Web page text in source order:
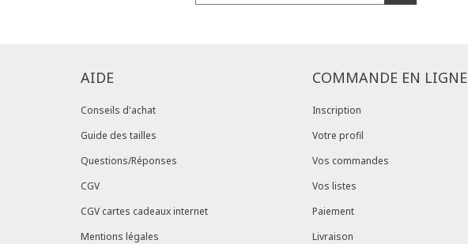
AIDE
Conseils d'achat
Guide des tailles
Questions/Réponses
CGV
CGV cartes cadeaux internet
Mentions légales
COMMANDE EN LIGNE
Inscription
Votre profil
Vos commandes
Vos listes
Paiement
Livraison